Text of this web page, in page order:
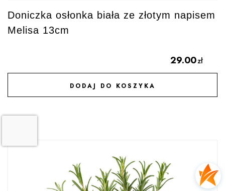
Doniczka osłonka biała ze złotym napisem
Melisa 13cm
29.00zł
DODAJ DO KOSZYKA
DODAJ DO ULUBIONYCH